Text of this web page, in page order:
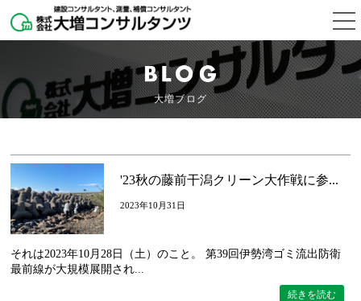
大増ブログ
'23秋の藤前干潟クリーン大作戦に参...
2023年10月31日
それは2023年10月28日（土）のこと。 第39回伊勢湾ゴミ流出防衛
最前線が大規模展開され...
続きを読む